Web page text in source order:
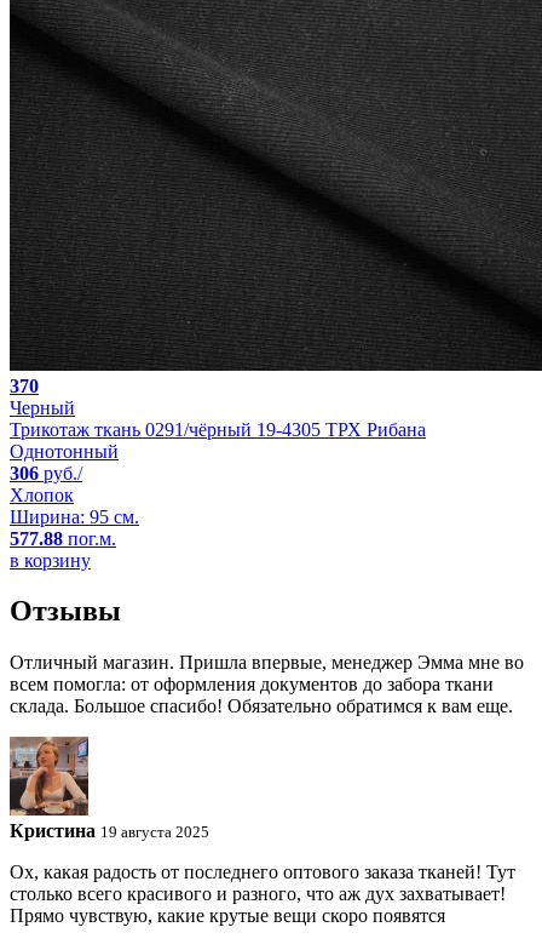
370
Черный
Трикотаж ткань 0291/чёрный 19-4305 ТРХ Рибана
Однотонный
306 руб./
Хлопок
Ширина: 95 см.
577.88 пог.м.
в корзину
Отзывы
Отличный магазин. Пришла впервые, менеджер Эмма мне во
всем помогла: от оформления документов до забора ткани
склада. Большое спасибо! Обязательно обратимся к вам еще.
Кристина 19 августа 2025
Ох, какая радость от последнего оптового заказа тканей! Тут
столько всего красивого и разного, что аж дух захватывает!
Прямо чувствую, какие крутые вещи скоро появятся